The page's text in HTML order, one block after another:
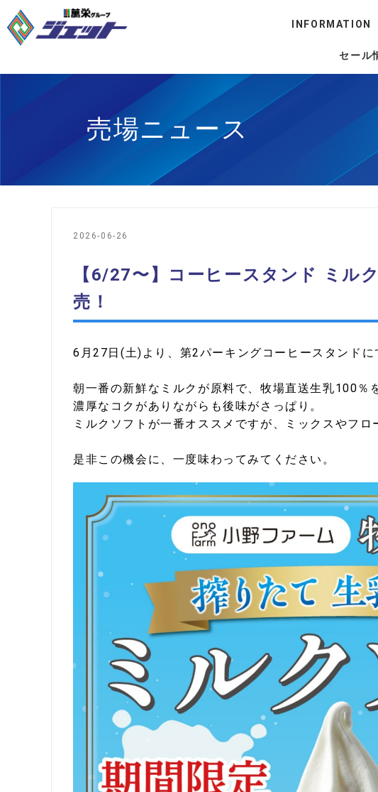
セール
INFORMATION
売場ニュース
2026-06-26
【6/27〜】コーヒースタンド ミル
売！
6月27日(土)より、第2パーキングコーヒースタンドに
朝一番の新鮮なミルクが原料で、牧場直送生乳100％
濃厚なコクがありながらも後味がさっぱり。
ミルクソフトが一番オススメですが、ミックスやフロ
是非この機会に、一度味わってみてください。